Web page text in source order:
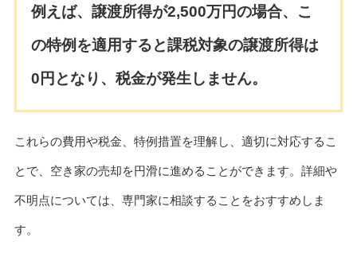
例えば、譲渡所得が2,500万円の場合、こ
の特例を適用すると課税対象の譲渡所得は
0円となり、税金が発生しません。
これらの費用や税金、特例措置を理解し、適切に対応するこ
とで、空き家の売却を円滑に進めることができます。詳細や
不明点については、専門家に相談することをおすすめしま
す。